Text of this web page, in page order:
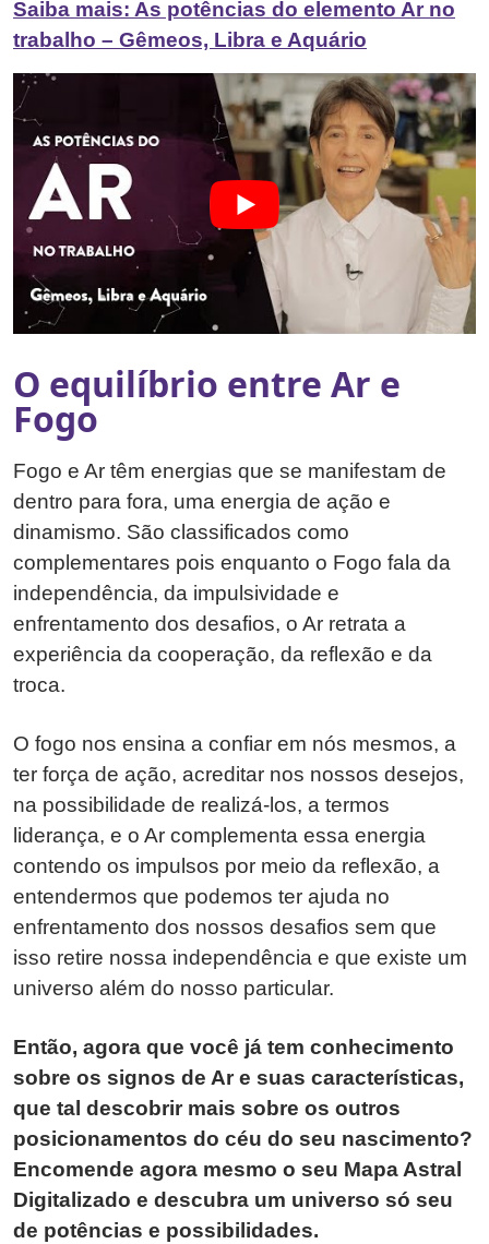
Saiba mais: As potências do elemento Ar no
trabalho – Gêmeos, Libra e Aquário
O equilíbrio entre Ar e
Fogo
Fogo e Ar têm energias que se manifestam de
dentro para fora, uma energia de ação e
dinamismo. São classificados como
complementares pois enquanto o Fogo fala da
independência, da impulsividade e
enfrentamento dos desafios, o Ar retrata a
experiência da cooperação, da reflexão e da
troca.
O fogo nos ensina a confiar em nós mesmos, a
ter força de ação, acreditar nos nossos desejos,
na possibilidade de realizá-los, a termos
liderança, e o Ar complementa essa energia
contendo os impulsos por meio da reflexão, a
entendermos que podemos ter ajuda no
enfrentamento dos nossos desafios sem que
isso retire nossa independência e que existe um
universo além do nosso particular.
Então, agora que você já tem conhecimento
sobre os signos de Ar e suas características,
que tal descobrir mais sobre os outros
posicionamentos do céu do seu nascimento?
Encomende agora mesmo o seu Mapa Astral
Digitalizado e descubra um universo só seu
de potências e possibilidades.